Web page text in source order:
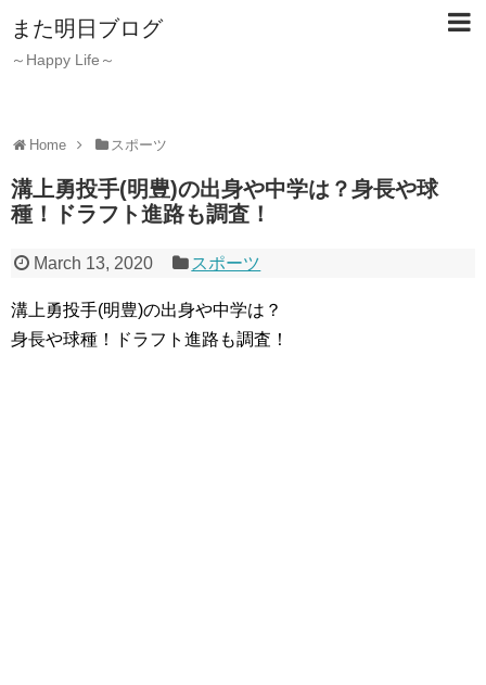
また明日ブログ
～Happy Life～
Home スポーツ
溝上勇投手(明豊)の出身や中学は？身長や球
種！ドラフト進路も調査！
March 13, 2020 スポーツ
溝上勇投手(明豊)の出身や中学は？
身長や球種！ドラフト進路も調査！